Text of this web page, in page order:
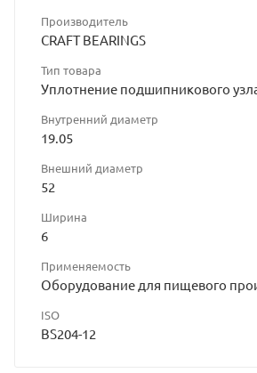
Производитель
CRAFT BEARINGS
Тип товара
Уплотнение подшипникового
Внутренний диаметр
19.05
Внешний диаметр
52
Ширина
6
Применяемость
Оборудование для пищевого
ISO
BS204-12